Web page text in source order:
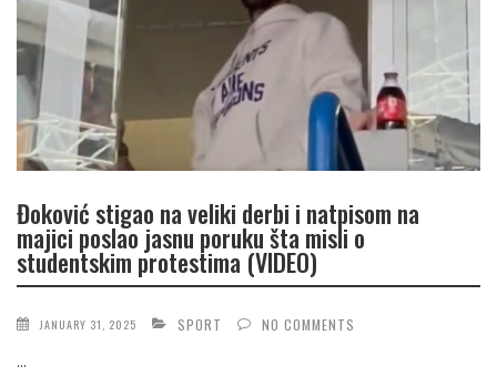
Đoković stigao na veliki derbi i natpisom na
majici poslao jasnu poruku šta misli o
studentskim protestima (VIDEO)
JANUARY 31, 2025 SPORT NO COMMENTS
...